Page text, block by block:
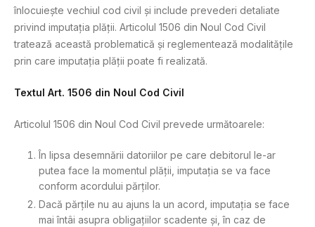
înlocuiește vechiul cod civil și include prevederi detaliate
privind imputația plății. Articolul 1506 din Noul Cod Civil
tratează această problematică și reglementează modalitățile
prin care imputația plății poate fi realizată.
Textul Art. 1506 din Noul Cod Civil
Articolul 1506 din Noul Cod Civil prevede următoarele:
În lipsa desemnării datoriilor pe care debitorul le-ar
putea face la momentul plății, imputația se va face
conform acordului părților.
Dacă părțile nu au ajuns la un acord, imputația se face
mai întâi asupra obligațiilor scadente și, în caz de